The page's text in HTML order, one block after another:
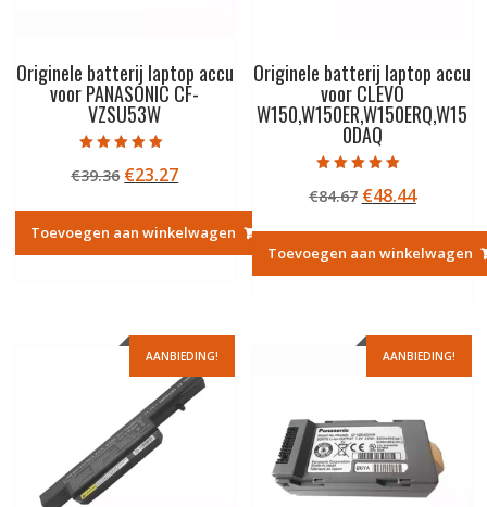
Originele batterij laptop accu
voor PANASONIC CF-
VZSU53W
5.00
uit 5
€39.36 Oorspronkelijke
was:
€39.36.
€23.27Huidige
is:
€23.27.
Toevoegen aan winkelwagen
Originele batterij laptop accu
voor CLEVO
W150,W150ER,W150ERQ,W15
0DAQ
5.00
uit 5
€84.67
was:
€84.67.
€48.44Huidige
is:
€48.44.
Toevoegen aan winkelwagen
AANBIEDING! AANBIEDING!